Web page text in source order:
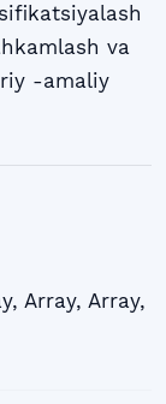
va
-amaliy
, Array, Array,